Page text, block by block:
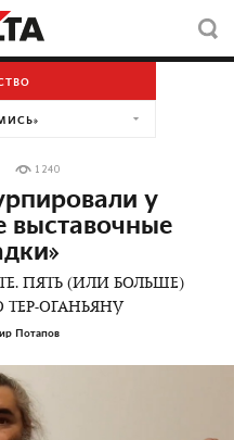
1240
у
выставочные
ПЯТЬ (ИЛИ БОЛЬШЕ)
ОГАНЬЯНУ
Потапов